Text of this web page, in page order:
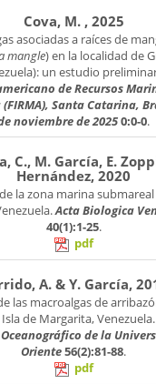
Cova, M. , 2025
asociadas a raíces de
mangle) en la localidad de
un estudio
de Recursos
Santa Catarina,
noviembre de 20250:0-0.
C., M. García, E.
Hernández, 2020
la zona marina
Acta Biologica
40(1):1-25.
pdf
A. & Y. García,
las macroalgas de
de Margarita, Venezuela.
de la
Oriente56(2):81-88.
pdf